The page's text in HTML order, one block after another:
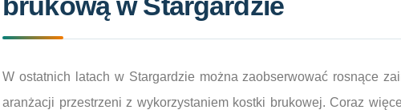
W ostatnich latach w Stargardzie można zaobserwować rosnące
aranżacji przestrzeni z wykorzystaniem kostki brukowej. Coraz